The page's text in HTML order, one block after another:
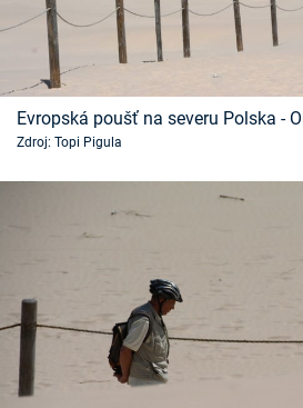
Pořady
TV Program
Časopis
Sledujte prima+
Přihlášení
Sledujte nás
Evropská poušť na severu Polska -
Zdroj: Topi Pigula